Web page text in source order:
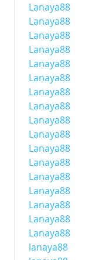
Lanaya88
Lanaya88
Lanaya88
Lanaya88
Lanaya88
Lanaya88
Lanaya88
Lanaya88
Lanaya88
Lanaya88
Lanaya88
Lanaya88
Lanaya88
Lanaya88
Lanaya88
Lanaya88
Lanaya88
lanaya88